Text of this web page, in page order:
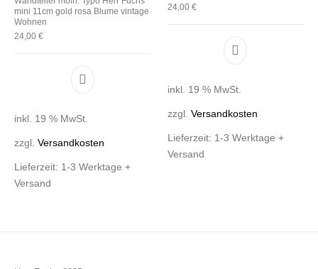
mini 11cm gold rosa Blume vintage
Wohnen
24,00€
inkl. 19 % MwSt.
zzgl.Versandkosten
Lieferzeit: 1-3 Werktage +
Versand
24,00 €
inkl. 19 % MwSt.
zzgl. Versandkosten
Lieferzeit: 1-3 Werktage +
Versand